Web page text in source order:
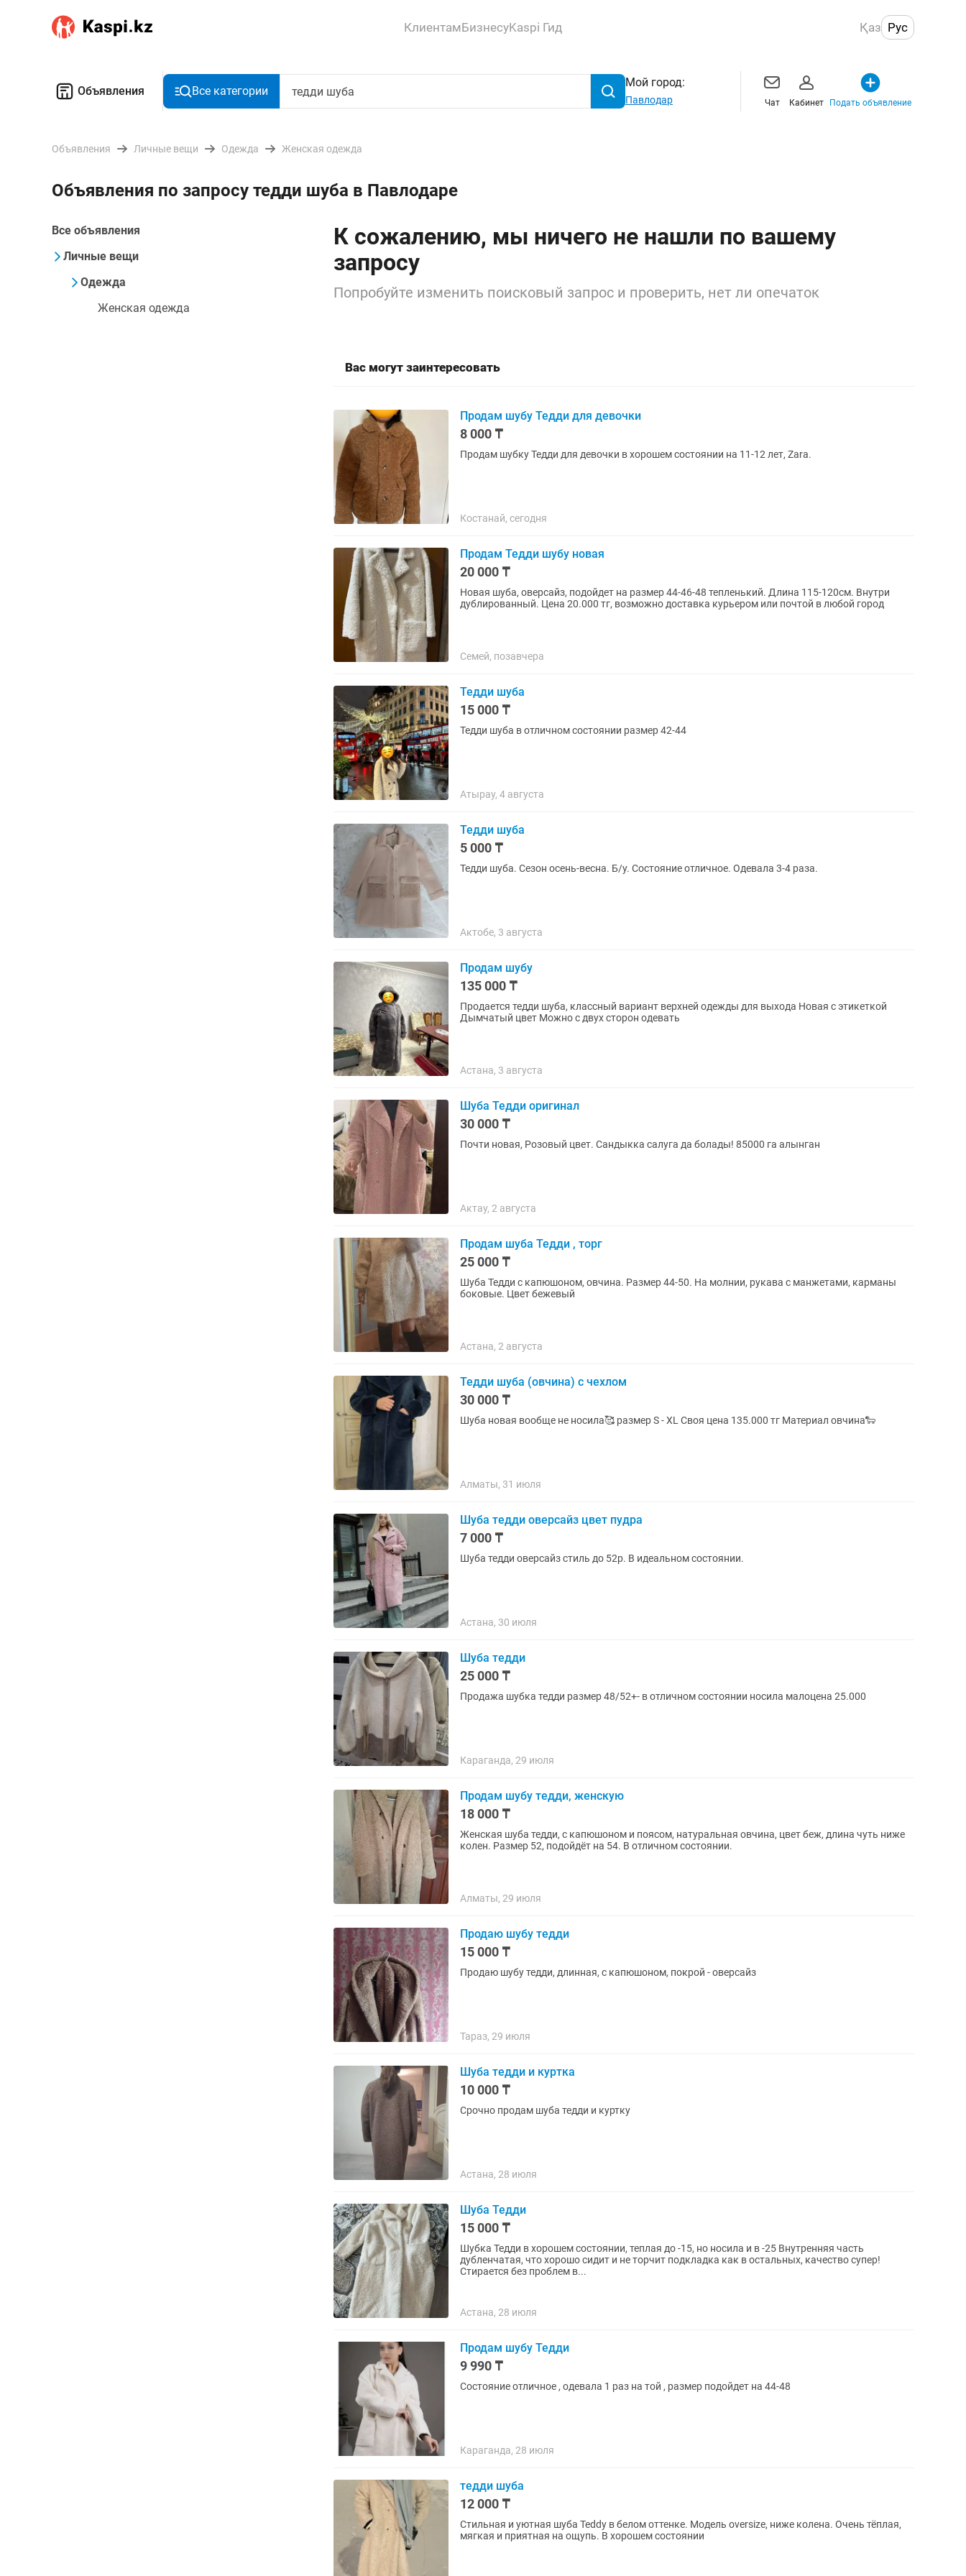
КлиентамБизнесуKaspi Гид Қаз Рус
Объявления Все категории
Мой город:
Павлодар Чат Кабинет Подать объявление
Объявления Личные вещи Одежда Женская одежда
Объявления по запросу тедди шуба в Павлодаре
Все объявления
Личные вещи
Одежда
Женская одежда
К сожалению, мы ничего не нашли по вашему
запросу
Попробуйте изменить поисковый запрос и проверить, нет ли опечаток
Вас могут заинтересовать
Продам шубу Тедди для девочки
8 000 ₸
Продам шубку Тедди для девочки в хорошем состоянии на 11-12 лет, Zara.
Костанай, сегодня
Продам Тедди шубу новая
20 000 ₸
Новая шуба, оверсайз, подойдет на размер 44-46-48 тепленький. Длина 115-120см. Внутри
дублированный. Цена 20.000 тг, возможно доставка курьером или почтой в любой город
Семей, позавчера
Тедди шуба
15 000 ₸
Тедди шуба в отличном состоянии размер 42-44
Атырау, 4 августа
Тедди шуба
5 000 ₸
Тедди шуба. Сезон осень-весна. Б/у. Состояние отличное. Одевала 3-4 раза.
Актобе, 3 августа
Продам шубу
135 000 ₸
Продается тедди шуба, классный вариант верхней одежды для выхода Новая с этикеткой
Дымчатый цвет Можно с двух сторон одевать
Астана, 3 августа
Шуба Тедди оригинал
30 000 ₸
Почти новая, Розовый цвет. Сандыкка салуга да болады! 85000 га алынган
Актау, 2 августа
Продам шуба Тедди , торг
25 000 ₸
Шуба Тедди с капюшоном, овчина. Размер 44-50. На молнии, рукава с манжетами, карманы
боковые. Цвет бежевый
Астана, 2 августа
Тедди шуба (овчина) с чехлом
30 000 ₸
Шуба новая вообще не носила🥰 размер S - XL Своя цена 135.000 тг Материал овчина🐑
Алматы, 31 июля
Шуба тедди оверсайз цвет пудра
7 000 ₸
Шуба тедди оверсайз стиль до 52р. В идеальном состоянии.
Астана, 30 июля
Шуба тедди
25 000 ₸
Продажа шубка тедди размер 48/52+- в отличном состоянии носила малоцена 25.000
Караганда, 29 июля
Продам шубу тедди, женскую
18 000 ₸
Женская шуба тедди, с капюшоном и поясом, натуральная овчина, цвет беж, длина чуть ниже
колен. Размер 52, подойдёт на 54. В отличном состоянии.
Алматы, 29 июля
Продаю шубу тедди
15 000 ₸
Продаю шубу тедди, длинная, с капюшоном, покрой - оверсайз
Тараз, 29 июля
Шуба тедди и куртка
10 000 ₸
Срочно продам шуба тедди и куртку
Астана, 28 июля
Шуба Тедди
15 000 ₸
Шубка Тедди в хорошем состоянии, теплая до -15, но носила и в -25 Внутренняя часть
дубленчатая, что хорошо сидит и не торчит подкладка как в остальных, качество супер!
Стирается без проблем в...
Астана, 28 июля
Продам шубу Тедди
9 990 ₸
Состояние отличное , одевала 1 раз на той , размер подойдет на 44-48
Караганда, 28 июля
тедди шуба
12 000 ₸
Стильная и уютная шуба Teddy в белом оттенке. Модель oversize, ниже колена. Очень тёплая,
мягкая и приятная на ощупь. В хорошем состоянии